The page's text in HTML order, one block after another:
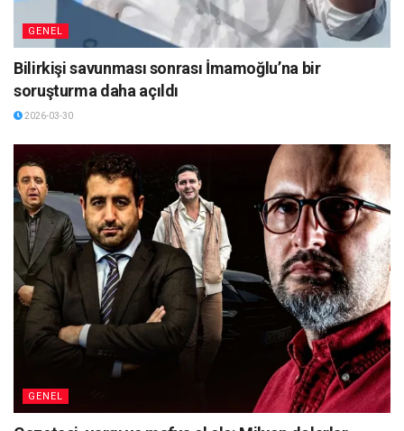
GENEL
Bilirkişi savunması sonrası İmamoğlu’na bir
soruşturma daha açıldı
2026-03-30
GENEL